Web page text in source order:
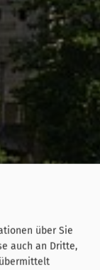
über Sie
auch an Dritte,